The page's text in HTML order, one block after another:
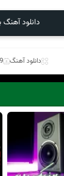
دانلود آهنگ
دانلود آهنگ 9 آگوست 2023